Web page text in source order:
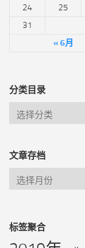
« 6月
24
25
31
分类目录
文章存档
标签聚合